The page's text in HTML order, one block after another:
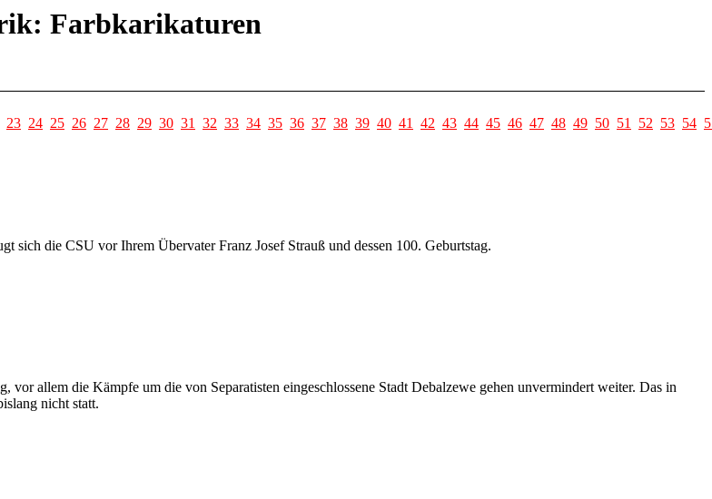
Farbkarikaturen
23 24 25 26 27 28 29 30 31 32 33 34 35 36 37 38 39 40 41 42 43 44 45 46 47 48 49 50 51 52 53 54
sich die CSU vor Ihrem Übervater Franz Josef Strauß und dessen 100. Geburtstag.
vor allem die Kämpfe um die von Separatisten eingeschlossene Stadt Debalzewe gehen unvermindert weiter. Das in
nicht statt.